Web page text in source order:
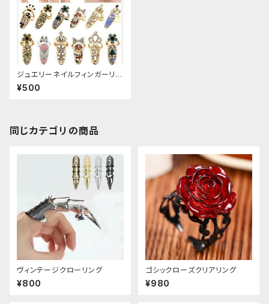
ジュエリーネイルフィンガーリン
グ
¥500
同じカテゴリの商品
ヴィンテージクローリング
¥800
ゴシックローズクリアリング
¥980